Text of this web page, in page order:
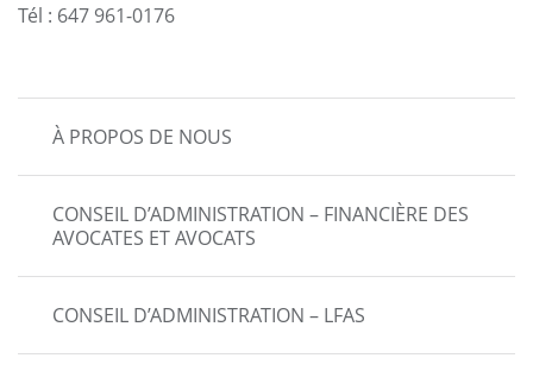
Tél : 647 961-0176
MAIN
NAVIGATION
À PROPOS DE NOUS
CONSEIL D’ADMINISTRATION – FINANCIÈRE DES
AVOCATES ET AVOCATS
CONSEIL D’ADMINISTRATION – LFAS